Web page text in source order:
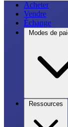
Acheter
Vendre
Échange
Modes de
Ressources